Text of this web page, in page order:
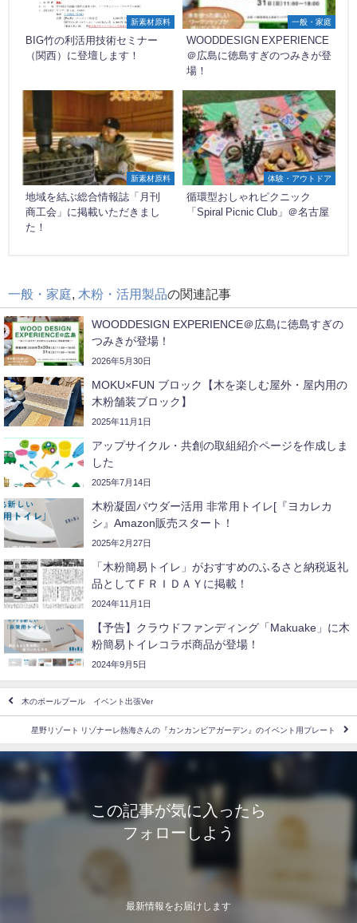
新素材原料
BIG竹の利活用技術セミナー
（関西）に登壇します！
一般・家庭
WOODDESIGN EXPERIENCE
＠広島に徳島すぎのつみきが登
場！
新素材原料
地域を結ぶ総合情報誌「月刊
商工会」に掲載いただきまし
た！
体験・アウトドア
循環型おしゃれピクニック
「Spiral Picnic Club」＠名古屋
一般・家庭 木粉・活用製品の関連記事
WOODDESIGN EXPERIENCE＠広島に徳島すぎの
つみきが登場！
2026年5月30日
MOKU×FUN ブロック【木を楽しむ屋外・屋内用の
木粉舗装ブロック】
2025年11月1日
アップサイクル・共創の取組紹介ページを作成しま
した
2025年7月14日
木粉凝固パウダー活用 非常用トイレ[『ヨカレカ
シ』Amazon販売スタート！
2025年2月27日
「木粉簡易トイレ」がおすすめのふるさと納税返礼
品としてＦＲＩＤＡＹに掲載！
2024年11月1日
【予告】クラウドファンディング「Makuake」に木
粉簡易トイレコラボ商品が登場！
2024年9月5日
木のボールプール イベント出張Ver
星野リゾート リゾナーレ熱海さんの『カンカンビアガーデン』のイベント用プレート
この記事が気に入ったら
フォローしよう
最新情報をお届けします